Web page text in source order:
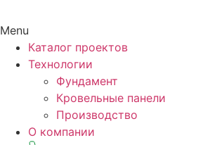
Menu
Каталог проектов
Технологии
Фундамент
Кровельные панели
Производство
О компании